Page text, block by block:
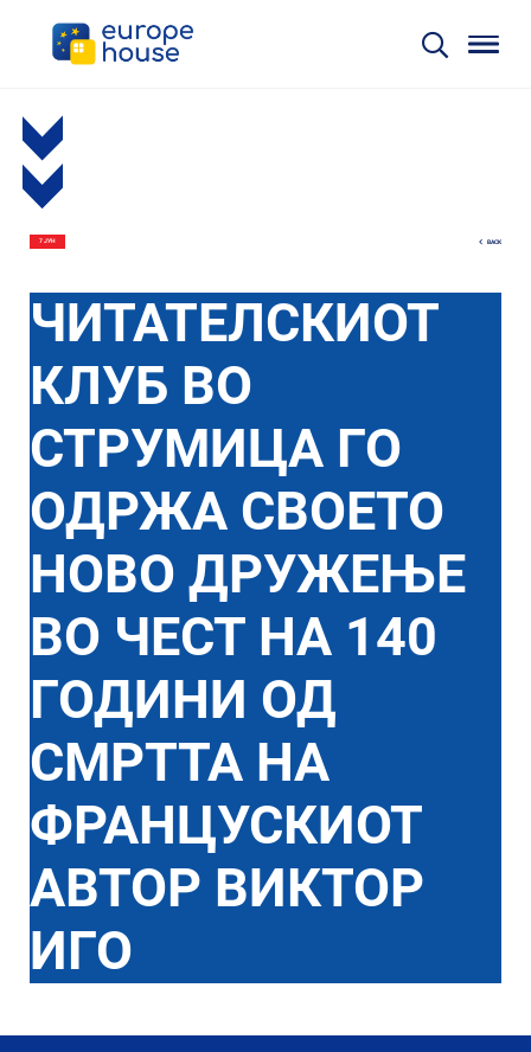
7 ЈУН BACK
ЧИТАТЕЛСКИОТ
КЛУБ ВО
СТРУМИЦА ГО
ОДРЖА СВОЕТО
НОВО ДРУЖЕЊЕ
ВО ЧЕСТ НА 140
ГОДИНИ ОД
СМРТТА НА
ФРАНЦУСКИОТ
АВТОР ВИКТОР
ИГО